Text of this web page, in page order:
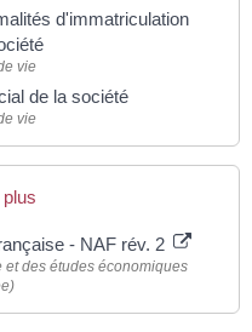
d'immatriculation
vie
de la société
vie
- NAF rév. 2
des études économiques